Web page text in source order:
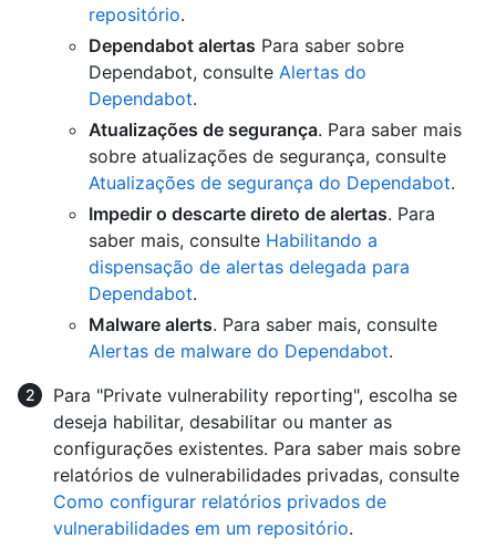
repositório.
Dependabot alertas Para saber sobre
Dependabot, consulte Alertas do
Dependabot.
Atualizações de segurança. Para saber mais
sobre atualizações de segurança, consulte
Atualizações de segurança do Dependabot.
Impedir o descarte direto de alertas. Para
saber mais, consulte Habilitando a
dispensação de alertas delegada para
Dependabot.
Malware alerts. Para saber mais, consulte
Alertas de malware do Dependabot.
Para "Private vulnerability reporting", escolha se
deseja habilitar, desabilitar ou manter as
configurações existentes. Para saber mais sobre
relatórios de vulnerabilidades privadas, consulte
Como configurar relatórios privados de
vulnerabilidades em um repositório.